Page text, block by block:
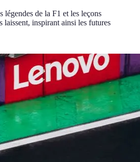
légendes de la F1 et les leçons
laissent, inspirant ainsi les futures